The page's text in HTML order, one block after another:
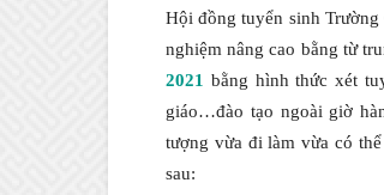
Hội đồng tuyển sinh Trường
nghiệm nâng cao bằng từ
2021 bằng hình thức xét
giáo…đào tạo ngoài giờ
tượng vừa đi làm vừa có
sau: